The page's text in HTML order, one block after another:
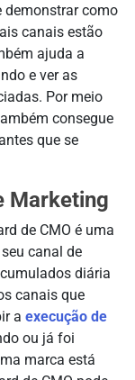
demonstrar como
canais estão
ajuda a
e ver as
Por meio
consegue
que se
Marketing
de CMO é uma
canal de
diária
canais que
a execução de
ou já foi
marca está